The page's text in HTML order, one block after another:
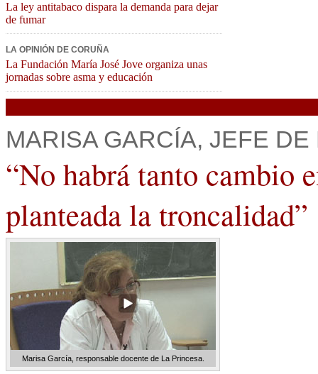
La ley antitabaco dispara la demanda para dejar
de fumar
LA OPINIÓN DE CORUÑA
La Fundación María José Jove organiza unas
jornadas sobre asma y educación
MARISA GARCÍA, JEFE
“No habrá tanto cambio
planteada la troncalidad”
Marisa García, responsable docente de La Princesa.